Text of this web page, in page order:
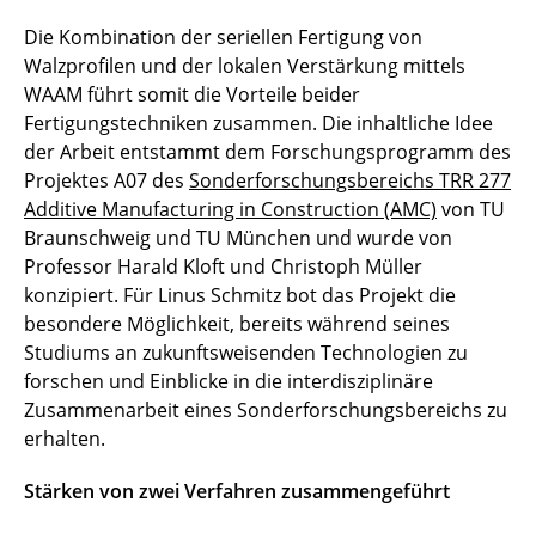
Die Kombination der seriellen Fertigung von
Walzprofilen und der lokalen Verstärkung mittels
WAAM führt somit die Vorteile beider
Fertigungstechniken zusammen. Die inhaltliche Idee
der Arbeit entstammt dem Forschungsprogramm des
Projektes A07 des Sonderforschungsbereichs TRR 277
Additive Manufacturing in Construction (AMC) von TU
Braunschweig und TU München und wurde von
Professor Harald Kloft und Christoph Müller
konzipiert. Für Linus Schmitz bot das Projekt die
besondere Möglichkeit, bereits während seines
Studiums an zukunftsweisenden Technologien zu
forschen und Einblicke in die interdisziplinäre
Zusammenarbeit eines Sonderforschungsbereichs zu
erhalten.
Stärken von zwei Verfahren zusammengeführt